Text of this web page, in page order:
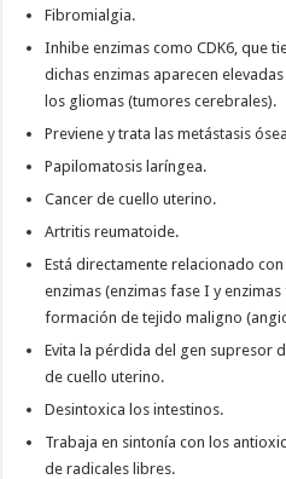
Fibromialgia.
Inhibe enzimas como CDK6, que
dichas enzimas aparecen
los gliomas (tumores cerebrales).
Previene y trata las metástasis
Papilomatosis laríngea.
Cancer de cuello uterino.
Artritis reumatoide.
Está directamente relacionado
enzimas (enzimas fase I y
formación de tejido maligno
Evita la pérdida del gen supresor
de cuello uterino.
Desintoxica los intestinos.
Trabaja en sintonía con los
de radicales libres.